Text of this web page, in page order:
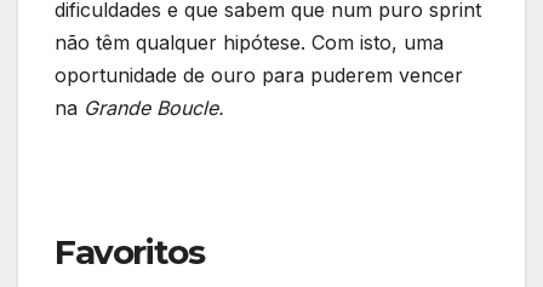
dificuldades e que sabem que num puro sprint
não têm qualquer hipótese. Com isto, uma
oportunidade de ouro para puderem vencer
na Grande Boucle.
Favoritos